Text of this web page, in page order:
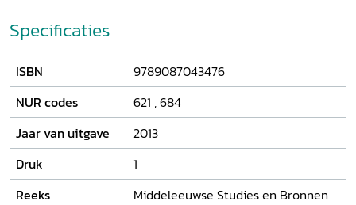
combinatie van klassiek letterkundig onderzoek en een
benadering uit de argumentatietheorie, toont Judith
maakte gebruik van verschillende
argumentatiestrategieën die een grote overtuigingskracht
moeten hebben gehad. Bovendien zijn de refreinen in de
gedrukte bundels programmatisch gerangschikt, om des te
meer effect te bereiken in het publieke debat rond Luther.
Princesse der rederijkers
positie van dichteres Anna Bijns helder naar voren.
Specificaties
ISBN
9789087043476
NUR codes
621 ,684
Jaar van uitgave
2013
Druk
1
Reeks
Middeleeuwse Studies en Bronnen